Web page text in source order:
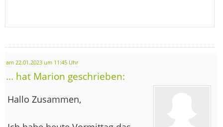
am 22.01.2023 um 11:45 Uhr
... hat Marion geschrieben:
Hallo Zusammen,